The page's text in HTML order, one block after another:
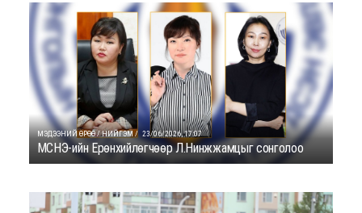
МЭДЭЭНИЙ ӨРӨӨ / НИЙГЭМ / 23/06/2026, 17:07
МСНЭ-ийн Ерөнхийлөгчөөр Л.Нинжжамцыг сонголоо